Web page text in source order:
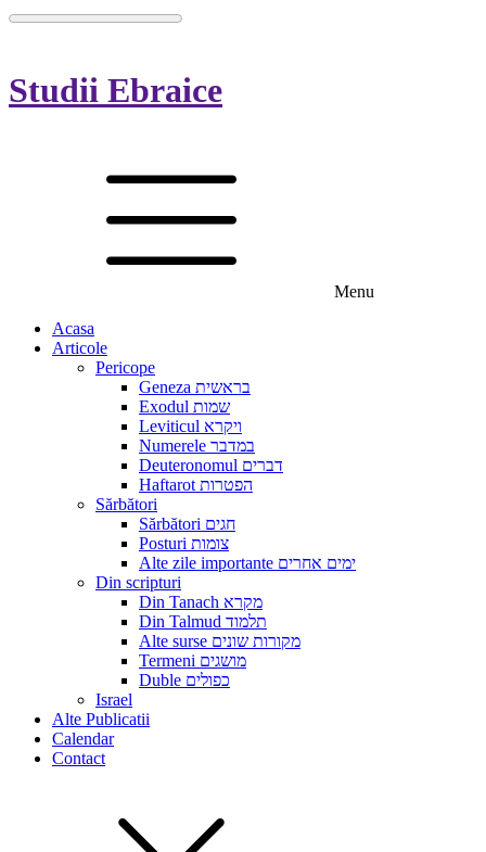
Studii Ebraice
Menu
Acasa
Articole
Pericope
Geneza בראשית
Exodul שמות
Leviticul ויקרא
Numerele במדבר
Deuteronomul דברים
Haftarot הפטרות
Sărbători
Sărbători חגים
Posturi צומות
Alte zile importante ימים אחרים
Din scripturi
Din Tanach מקרא
Din Talmud תלמוד
Alte surse מקורות שונים
Termeni מושגים
Duble כפולים
Israel
Alte Publicatii
Calendar
Contact